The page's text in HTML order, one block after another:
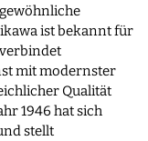
ist bekannt für
mit modernster
Qualität
1946 hat sich
stellt